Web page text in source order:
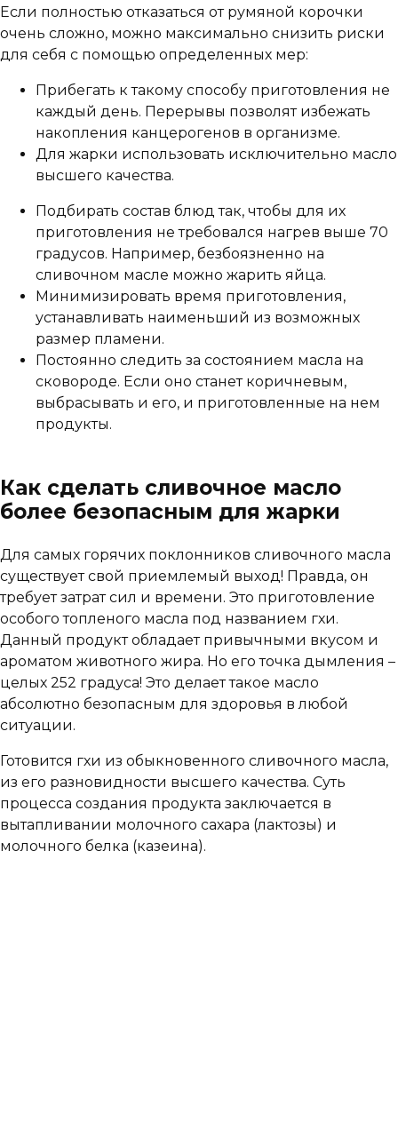
Если полностью отказаться от румяной корочки
очень сложно, можно максимально снизить риски
для себя с помощью определенных мер:
Прибегать к такому способу приготовления не
каждый день. Перерывы позволят избежать
накопления канцерогенов в организме.
Для жарки использовать исключительно масло
высшего качества.
Подбирать состав блюд так, чтобы для их
приготовления не требовался нагрев выше 70
градусов. Например, безбоязненно на
сливочном масле можно жарить яйца.
Минимизировать время приготовления,
устанавливать наименьший из возможных
размер пламени.
Постоянно следить за состоянием масла на
сковороде. Если оно станет коричневым,
выбрасывать и его, и приготовленные на нем
продукты.
Как сделать сливочное масло
более безопасным для жарки
Для самых горячих поклонников сливочного масла
существует свой приемлемый выход! Правда, он
требует затрат сил и времени. Это приготовление
особого топленого масла под названием гхи.
Данный продукт обладает привычными вкусом и
ароматом животного жира. Но его точка дымления –
целых 252 градуса! Это делает такое масло
абсолютно безопасным для здоровья в любой
ситуации.
Готовится гхи из обыкновенного сливочного масла,
из его разновидности высшего качества. Суть
процесса создания продукта заключается в
вытапливании молочного сахара (лактозы) и
молочного белка (казеина).